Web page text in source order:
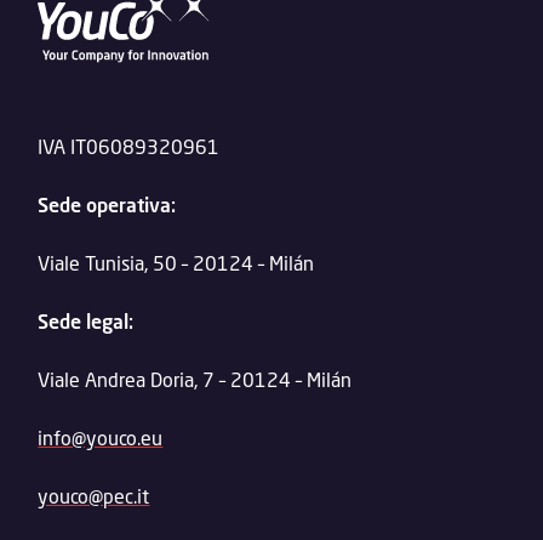
IVA IT06089320961
Sede operativa:
Viale Tunisia, 50 – 20124 – Milán
Sede legal:
Viale Andrea Doria, 7 – 20124 – Milán
info@youco.eu
youco@pec.it